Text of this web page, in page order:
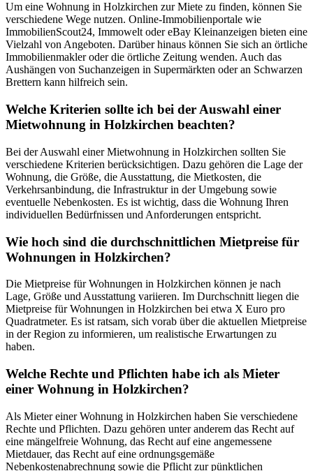
Um eine Wohnung in Holzkirchen zur Miete zu finden, können Sie
verschiedene Wege nutzen. Online-Immobilienportale wie
ImmobilienScout24, Immowelt oder eBay Kleinanzeigen bieten eine
Vielzahl von Angeboten. Darüber hinaus können Sie sich an örtliche
Immobilienmakler oder die örtliche Zeitung wenden. Auch das
Aushängen von Suchanzeigen in Supermärkten oder an Schwarzen
Brettern kann hilfreich sein.
Welche Kriterien sollte ich bei der Auswahl einer
Mietwohnung in Holzkirchen beachten?
Bei der Auswahl einer Mietwohnung in Holzkirchen sollten Sie
verschiedene Kriterien berücksichtigen. Dazu gehören die Lage der
Wohnung, die Größe, die Ausstattung, die Mietkosten, die
Verkehrsanbindung, die Infrastruktur in der Umgebung sowie
eventuelle Nebenkosten. Es ist wichtig, dass die Wohnung Ihren
individuellen Bedürfnissen und Anforderungen entspricht.
Wie hoch sind die durchschnittlichen Mietpreise für
Wohnungen in Holzkirchen?
Die Mietpreise für Wohnungen in Holzkirchen können je nach
Lage, Größe und Ausstattung variieren. Im Durchschnitt liegen die
Mietpreise für Wohnungen in Holzkirchen bei etwa X Euro pro
Quadratmeter. Es ist ratsam, sich vorab über die aktuellen Mietpreise
in der Region zu informieren, um realistische Erwartungen zu
haben.
Welche Rechte und Pflichten habe ich als Mieter
einer Wohnung in Holzkirchen?
Als Mieter einer Wohnung in Holzkirchen haben Sie verschiedene
Rechte und Pflichten. Dazu gehören unter anderem das Recht auf
eine mängelfreie Wohnung, das Recht auf eine angemessene
Mietdauer, das Recht auf eine ordnungsgemäße
Nebenkostenabrechnung sowie die Pflicht zur pünktlichen